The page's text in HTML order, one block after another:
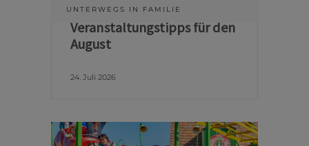
UNTERWEGS IN FAMILIE
Veranstaltungstipps für den
August
24. Juli 2026